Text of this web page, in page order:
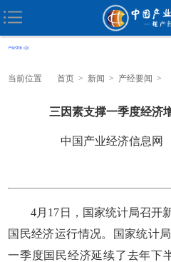
当前位置 首页 > 新闻 > 产经要闻 >
三因素支撑一季度经济
中国产业经济信息网
4月17日，国家统计局召开新
国民经济运行情况。国家统计
一季度国民经济延续了去年下